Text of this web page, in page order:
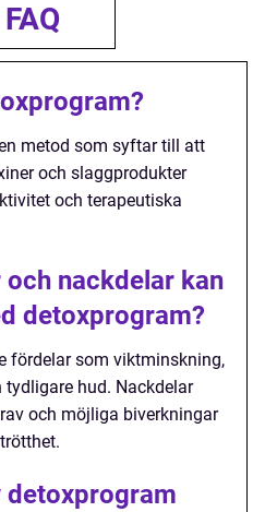
FAQ
metod som syftar till att
och slaggprodukter
och terapeutiska
nackdelar kan
detoxprogram?
fördelar som viktminskning,
hud. Nackdelar
och möjliga biverkningar
detoxprogram